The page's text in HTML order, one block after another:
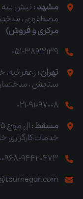
مشهد : نبش سه
مصطفوی ، ساختمان
مرکزی و فروش)
051-38912139
تهران :زعفرانیه،
ستایش ،
021-91097008
مسقط :
خدمات کارگزاری
94420473